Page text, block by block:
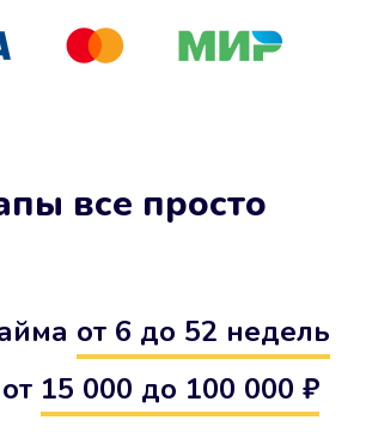
все просто
от 6 до 52 недель
15 000 до 100 000 ₽